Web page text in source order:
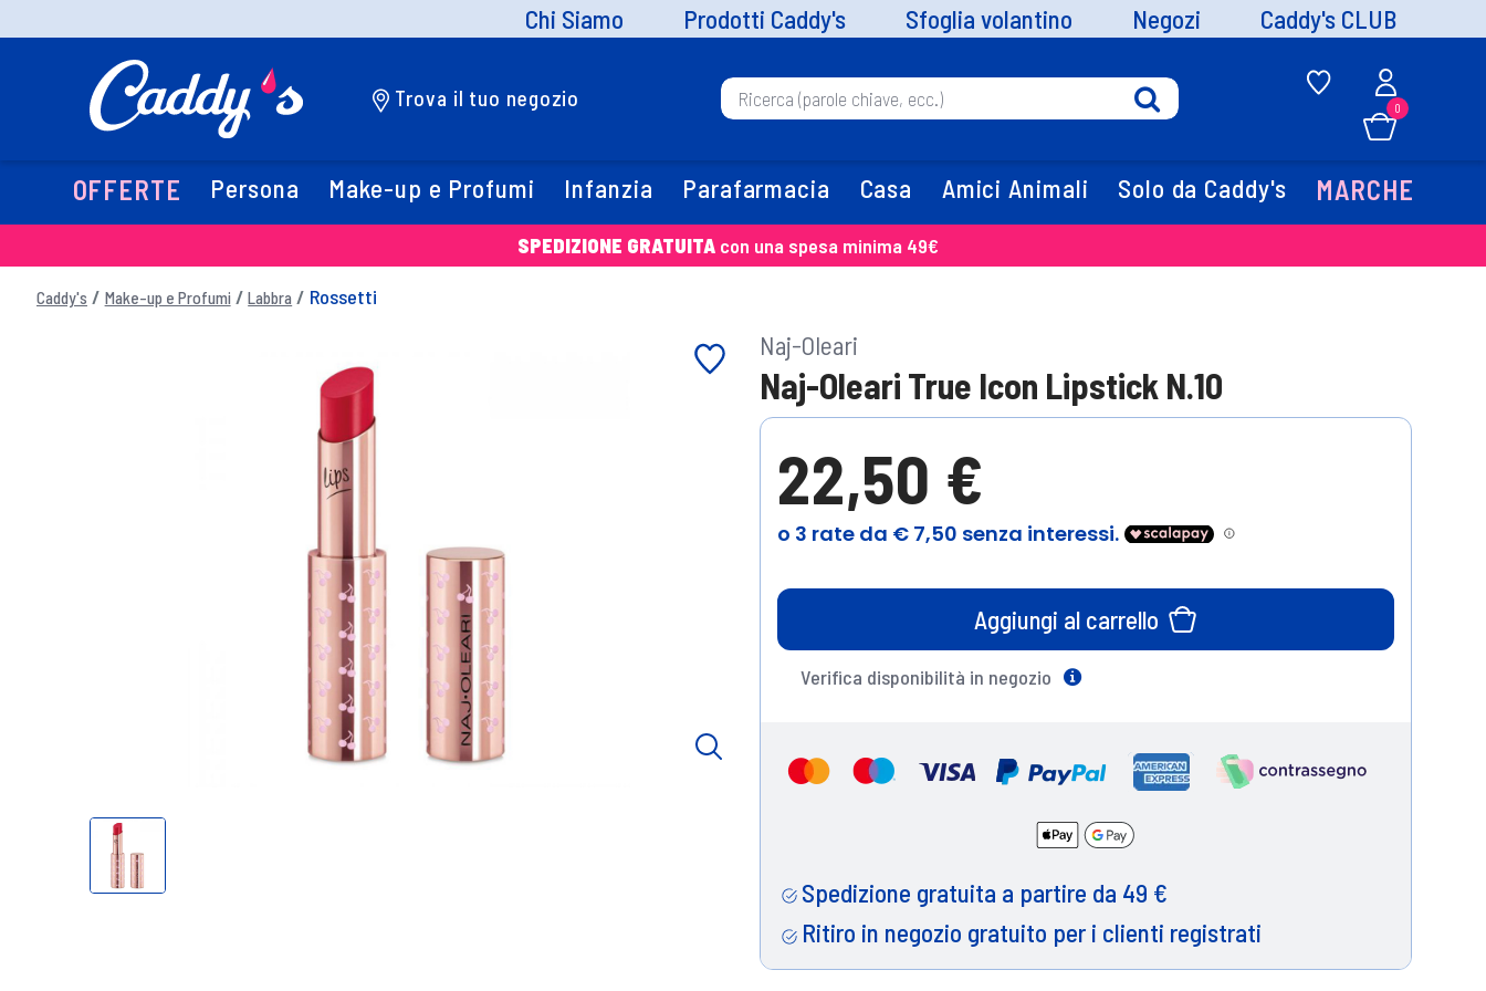
Chi Siamo Prodotti Caddy's Sfoglia volantino Negozi Caddy's CLUB
Trova il tuo negozio 0
OFFERTE Persona Make-up e Profumi Infanzia Parafarmacia Casa Amici Animali Solo da Caddy's MARCHE
SPEDIZIONE GRATUITA con una spesa minima 49€
Caddy's Make-up e Profumi Labbra Rossetti
Naj-Oleari
Naj-Oleari True Icon Lipstick N.10
22,50 €
Aggiungi al carrello
Verifica disponibilità in negozio
Spedizione gratuita a partire da 49 €
Ritiro in negozio gratuito per i clienti registrati